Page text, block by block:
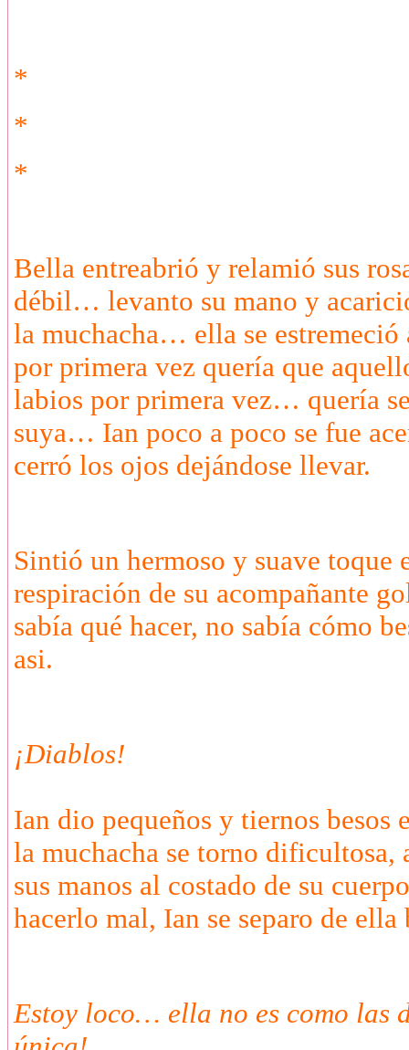
*
*
*
Bella entreabrió y relamió sus
débil… levanto su mano y
la muchacha… ella se
por primera vez quería que
labios por primera vez… quería
suya… Ian poco a poco se fue
cerró los ojos dejándose llevar.
Sintió un hermoso y suave toque
respiración de su acompañante
sabía qué hacer, no sabía cómo
asi.
¡Diablos!
Ian dio pequeños y tiernos
la muchacha se torno dificultosa,
sus manos al costado de su
hacerlo mal, Ian se separo de
Estoy loco… ella no es como las